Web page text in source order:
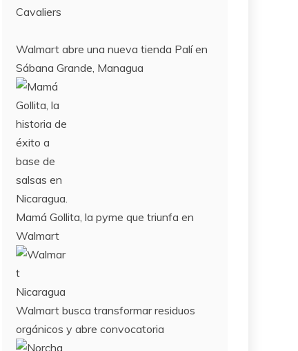
Cavaliers
Walmart abre una nueva tienda Palí en
Sábana Grande, Managua
Mamá Gollita, la pyme que triunfa en
Walmart
Walmart busca transformar residuos
orgánicos y abre convocatoria